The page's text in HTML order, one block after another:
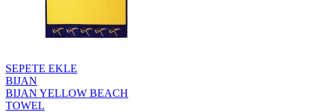
SEPETE EKLE
BIJAN
BIJAN YELLOW BEACH
TOWEL